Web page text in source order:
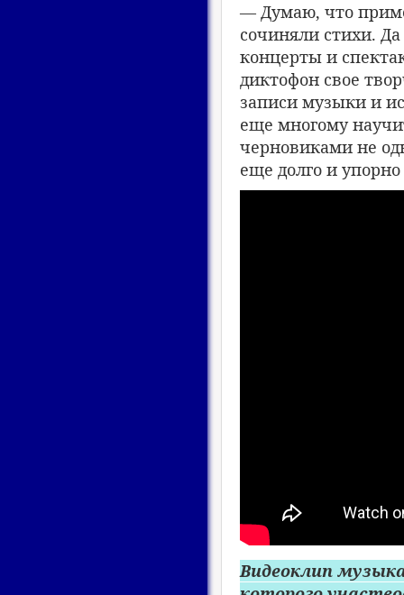
— Думаю, что
сочиняли стихи.
концерты и
диктофон свое
записи музыки и
еще многому
черновиками не
еще долго и
Видеоклип